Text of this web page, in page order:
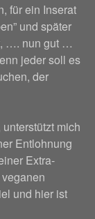
für ein Inserat
und später
…. nun gut …
jeder soll es
der
mich
Entlohnung
Extra-
und hier ist